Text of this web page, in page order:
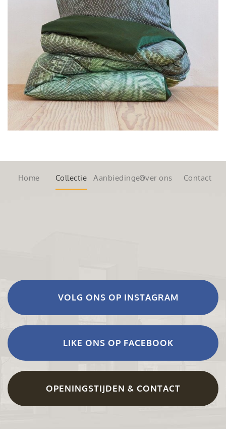
Home Collectie AanbiedingenOver ons Contact
VOLG ONS OP INSTAGRAM
LIKE ONS OP FACEBOOK
OPENINGSTIJDEN & CONTACT